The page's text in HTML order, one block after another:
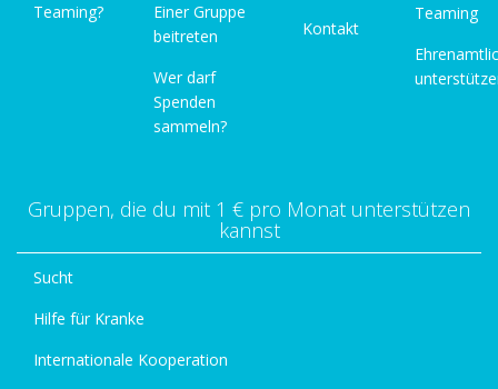
Teaming?
Einer Gruppe
beitreten
Wer darf
Spenden
sammeln?
Kontakt
Teaming
Gruppen, die du mit 1 € pro Monat unterstützen
kannst
Sucht
Hilfe für Kranke
Internationale Kooperation